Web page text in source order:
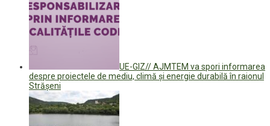
UE-GIZ// AJMTEM va spori informarea
despre proiectele de mediu, climă şi energie durabilă în raionul
Strășeni